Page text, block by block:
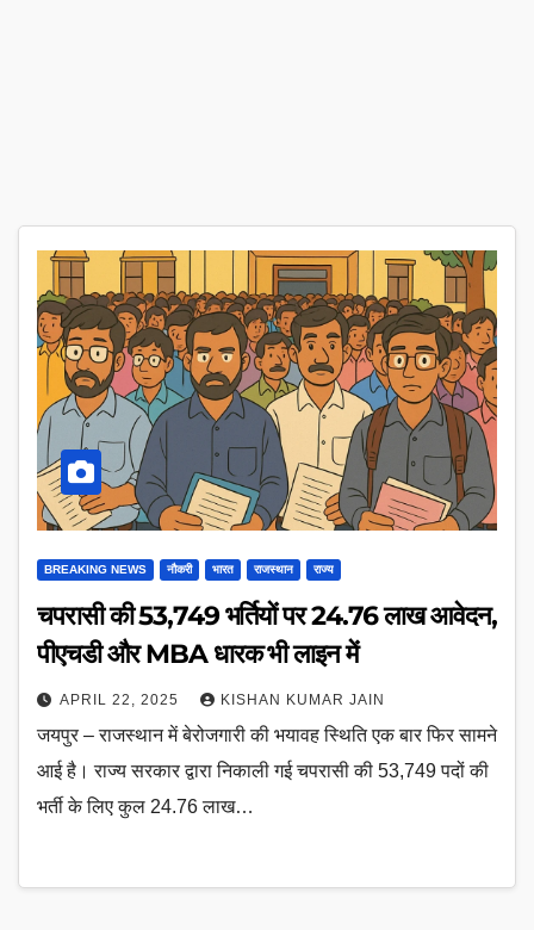
BREAKING NEWS नौकरी भारत राजस्थान राज्य
चपरासी की 53,749 भर्तियों पर 24.76 लाख आवेदन,
पीएचडी और MBA धारक भी लाइन में
APRIL 22, 2025 KISHAN KUMAR JAIN
जयपुर – राजस्थान में बेरोजगारी की भयावह स्थिति एक बार फिर सामने
आई है। राज्य सरकार द्वारा निकाली गई चपरासी की 53,749 पदों की
भर्ती के लिए कुल 24.76 लाख…